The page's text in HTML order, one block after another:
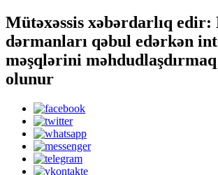
Mütəxəssis xəbərdarlıq edir:
dərmanları qəbul edərkən
məşqlərini
olunur